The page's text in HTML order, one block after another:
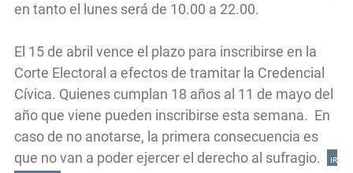
en tanto el lunes será de 10.00 a 22.00.
El 15 de abril vence el plazo para inscribirse en la
Corte Electoral a efectos de tramitar la Credencial
Cívica. Quienes cumplan 18 años al 11 de mayo del
año que viene pueden inscribirse esta semana. En
caso de no anotarse, la primera consecuencia es
que no van a poder ejercer el derecho al sufragio.
IR